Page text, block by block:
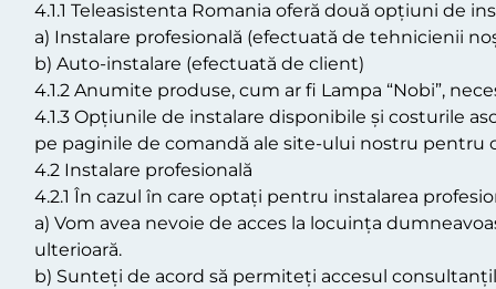
4.1.1 Teleasistenta Romania oferă două opțiuni de
a) Instalare profesională (efectuată de tehnicienii
b) Auto-instalare (efectuată de client)
4.1.2 Anumite produse, cum ar fi Lampa “Nobi”,
4.1.3 Opțiunile de instalare disponibile și costurile
pe paginile de comandă ale site-ului nostru pentru
4.2 Instalare profesională
4.2.1 În cazul în care optați pentru instalarea
a) Vom avea nevoie de acces la locuința
ulterioară.
b) Sunteți de acord să permiteți accesul